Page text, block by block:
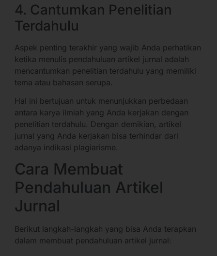
4. Cantumkan Penelitian
Terdahulu
Aspek penting terakhir yang wajib Anda perhatikan
ketika menulis pendahuluan artikel jurnal adalah
mencantumkan penelitian terdahulu yang memiliki
tema atau bahasan serupa.
Hal ini bertujuan untuk menunjukkan perbedaan
antara karya ilmiah yang Anda kerjakan dengan
penelitian terdahulu. Dengan demikian, artikel
jurnal yang Anda kerjakan bisa terhindar dari
adanya indikasi plagiarisme.
Cara Membuat
Pendahuluan Artikel
Jurnal
Berikut langkah-langkah yang bisa Anda terapkan
dalam membuat pendahuluan artikel jurnal: